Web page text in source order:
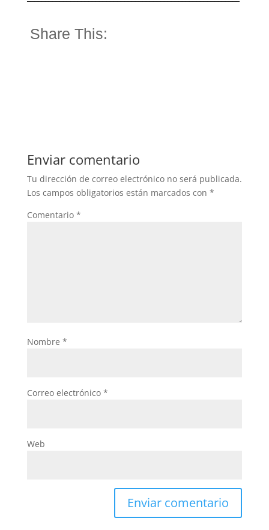
Share This:
Enviar comentario
Tu dirección de correo electrónico no será publicada.
Los campos obligatorios están marcados con *
Comentario *
Nombre *
Correo electrónico *
Web